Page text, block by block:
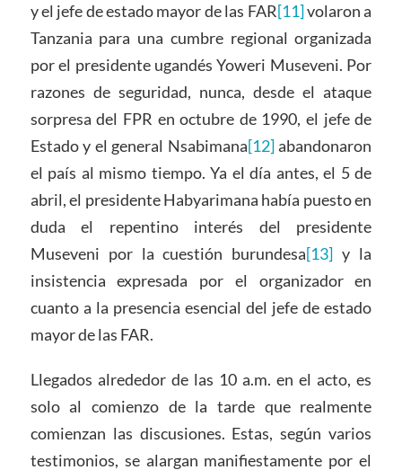
y el jefe de estado mayor de las FAR[11]volaron a
Tanzania para una cumbre regional organizada
por el presidente ugandés Yoweri Museveni. Por
razones de seguridad, nunca, desde el ataque
sorpresa del FPR en octubre de 1990, el jefe de
Estado y el general Nsabimana[12]abandonaron
el país al mismo tiempo. Ya el día antes, el 5 de
abril, el presidente Habyarimana había puesto en
duda el repentino interés del presidente
Museveni por la cuestión burundesa[13] y la
insistencia expresada por el organizador en
cuanto a la presencia esencial del jefe de estado
mayor de las FAR.
Llegados alrededor de las 10 a.m. en el acto, es
solo al comienzo de la tarde que realmente
comienzan las discusiones. Estas, según varios
testimonios, se alargan manifiestamente por el